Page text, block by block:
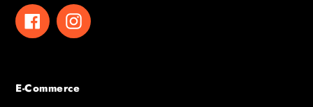
FacebookInstagram
E-Commerce